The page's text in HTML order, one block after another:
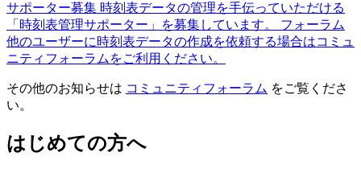
サポーター募集 時刻表データの管理を手伝っていただける
「時刻表管理サポーター」を募集しています。
フォーラム
他のユーザーに時刻表データの作成を依頼する場合はコミュ
ニティフォーラムをご利用ください。
その他のお知らせは コミュニティフォーラム をご覧くださ
い。
はじめての方へ